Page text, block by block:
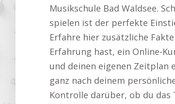
Musikschule Bad Waldsee.
spielen ist der perfekte
Erfahre hier zusätzliche
Erfahrung hast, ein Online-
und deinen eigenen Zeitplan
ganz nach deinem
Kontrolle darüber, ob du